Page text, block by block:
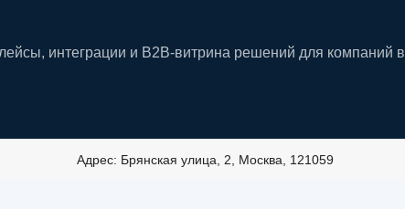
интеграции и B2B-витрина решений для компаний в
Адрес: Брянская улица, 2, Москва, 121059